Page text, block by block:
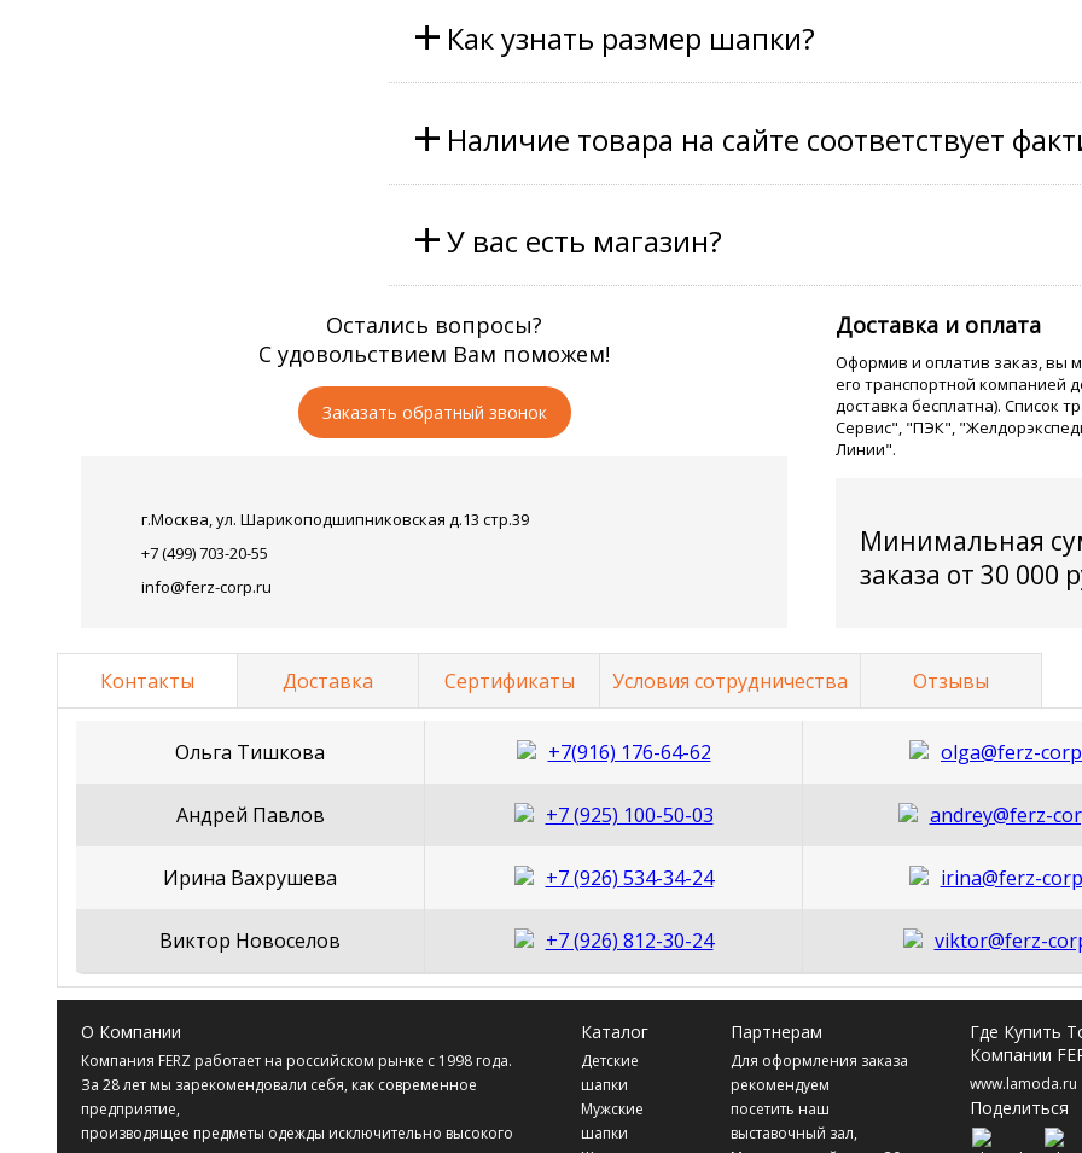
+ Как узнать размер шапки?
+ Наличие товара на сайте соответствует
+У вас есть магазин?
Остались вопросы?
С удовольствием Вам поможем!
Заказать обратный звонок
г.Москва, ул. Шарикоподшипниковская д.13 стр.39
+7 (499) 703-20-55
info@ferz-corp.ru
Доставка и оплата
Оформив и оплатив заказ, вы
его транспортной компанией
доставка бесплатна). Список
Сервис", "ПЭК",
Линии".
Минимальная
заказа от 30 000
Контакты Доставка Сертификаты Условия сотрудничества Отзывы
Ольга Тишкова +7(916) 176-64-62 olga@ferz-
Андрей Павлов +7 (925) 100-50-03 andrey@ferz-
Ирина Вахрушева +7 (926) 534-34-24 irina@ferz-
Виктор Новоселов +7 (926) 812-30-24 viktor@ferz-
О Компании
Компания FERZ работает на российском рынке с 1998 года.
За 28 лет мы зарекомендовали себя, как современное
предприятие,
производящее предметы одежды исключительно высокого
Каталог
Детские
шапки
Мужские
шапки
Партнерам
Для оформления заказа
рекомендуем
посетить наш
выставочный зал,
Где Купить
Компании
www.lamoda.ru
Поделиться